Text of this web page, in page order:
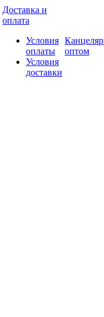
Доставка и
оплата
Условия
оплаты
Условия
доставки
оптом